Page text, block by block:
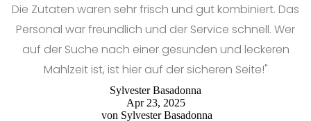
Die Zutaten waren sehr frisch und gut kombiniert. Das
Personal war freundlich und der Service schnell. Wer
auf der Suche nach einer gesunden und leckeren
Mahlzeit ist, ist hier auf der sicheren Seite!"
Sylvester Basadonna
Apr 23, 2025
von Sylvester Basadonna